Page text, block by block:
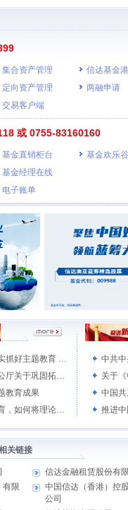
集合资产管理
定向资产管理
交易客户端
信达基金港
两融申请
或 0755-83160160
基金直销柜台
基金经理在线
电子账单
基金欢乐谷
中央精神 | 习近平：扎实抓好主题教育 为奋进新征程凝心聚力
中央精神 | 中共中央办公厅关于巩固拓展学习贯彻习近平新时代中国特色社会主义思想主题教育成果的意见
教育成果
媒体聚焦 | 开展主题教育，如何将理论学习贯穿始终
推进
关链接
有限
信达金融租赁股份有
中国信达（香港）控
公司